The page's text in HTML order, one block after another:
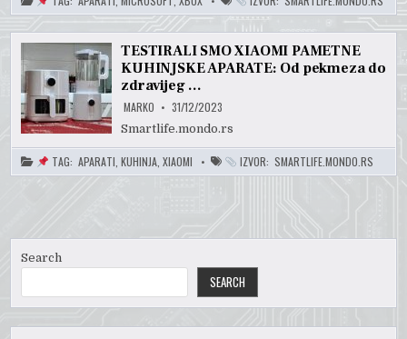
TESTIRALI SMO XIAOMI PAMETNE
KUHINJSKE APARATE: Od pekmeza do
zdravijeg …
MARKO 31/12/2023
Smartlife.mondo.rs
TAG: APARATI KUHINJA, XIAOMI IZVOR: SMARTLIFE.MONDO.RS
Search
SEARCH